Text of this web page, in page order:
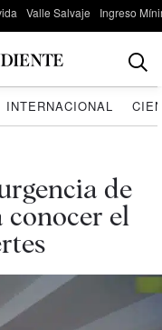
Valle Salvaje Ingreso
INTERNACIONAL
de
conocer el